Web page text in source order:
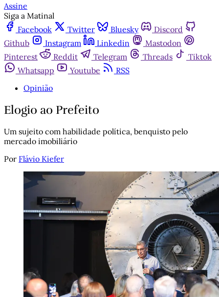
Assine
Siga a Matinal
Facebook
Twitter Bluesky
Discord
Github
Instagram Linkedin
Mastodon
Pinterest
Reddit Telegram Threads
Tiktok
Whatsapp
Youtube
RSS
Opinião
Elogio ao Prefeito
Um sujeito com habilidade política, benquisto pelo
mercado imobiliário
Por Flávio Kiefer